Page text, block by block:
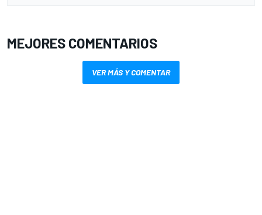
MEJORES COMENTARIOS
VER MÁS Y COMENTAR